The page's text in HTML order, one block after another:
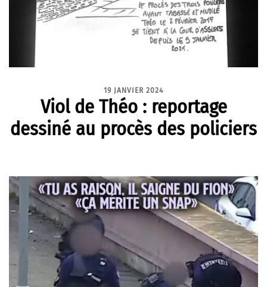
19 JANVIER 2024
Viol de Théo : reportage
dessiné au procès des policiers